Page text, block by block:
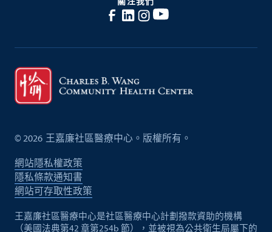
© 2026 王嘉廉社區醫療中心。版權所有。
網站隱私權政策
隱私條款通知書
網站可存取性政策
王嘉廉社區醫療中心是社區醫療中心計劃撥款資助的機構
（美國法典第42 章第254b 節），並被視為公共衛生局屬下的